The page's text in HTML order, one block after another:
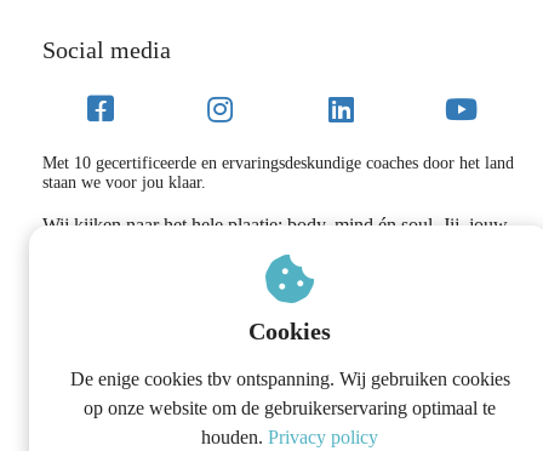
Social media
Met 10 gecertificeerde en ervaringsdeskundige coaches door het land
staan we voor jou klaar.
Wij kijken naar het hele plaatje: body, mind én soul. Jij, jouw
Weg met de vermoeidheid, onrust, pieker gedachten en
Cookies
De enige cookies tbv ontspanning. Wij gebruiken cookies
op onze website om de gebruikerservaring optimaal te
houden. Privacy policy